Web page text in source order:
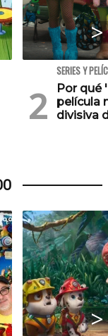
SERIES Y
Por qué
película
divisiva